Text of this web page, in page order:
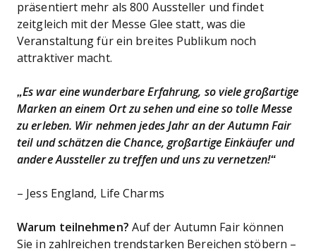
präsentiert mehr als 800 Aussteller und findet
zeitgleich mit der Messe Glee statt, was die
Veranstaltung für ein breites Publikum noch
attraktiver macht.
„Es war eine wunderbare Erfahrung, so viele großartige
Marken an einem Ort zu sehen und eine so tolle Messe
zu erleben. Wir nehmen jedes Jahr an der Autumn Fair
teil und schätzen die Chance, großartige Einkäufer und
andere Aussteller zu treffen und uns zu vernetzen!“
– Jess England, Life Charms
Warum teilnehmen? Auf der Autumn Fair können
Sie in zahlreichen trendstarken Bereichen stöbern –